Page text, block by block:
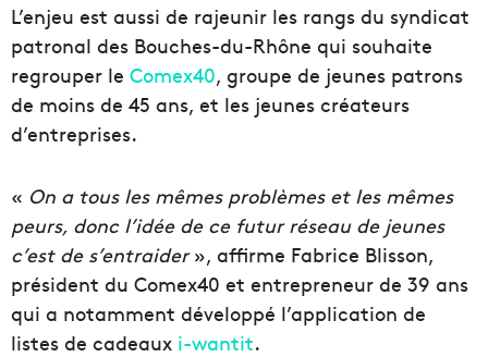
L’enjeu est aussi de rajeunir les rangs du syndicat
patronal des Bouches-du-Rhône qui souhaite
regrouper le Comex40, groupe de jeunes patrons
de moins de 45 ans, et les jeunes créateurs
d’entreprises.
« On a tous les mêmes problèmes et les mêmes
peurs, donc l’idée de ce futur réseau de jeunes
c’est de s’entraider», affirme Fabrice Blisson,
président du Comex40 et entrepreneur de 39 ans
qui a notamment développé l’application de
listes de cadeaux i-wantit.